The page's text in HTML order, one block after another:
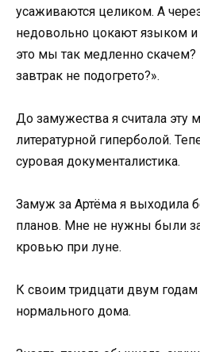
усаживаются целиком. А
недовольно цокают языком
это мы так медленно
завтрак не подогрето?».
До замужества я считала эту
литературной гиперболой.
суровая документалистика.
Замуж за Артёма я выходила
планов. Мне не нужны были
кровью при луне.
К своим тридцати двум годам
нормального дома.